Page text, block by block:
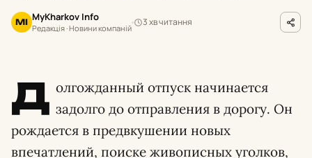
MI MyKharkov Info
Редакція · Новини компаній
3 хв читання
Д олгожданный отпуск начинается
задолго до отправления в дорогу. Он
рождается в предвкушении новых
впечатлений, поиске живописных уголков,